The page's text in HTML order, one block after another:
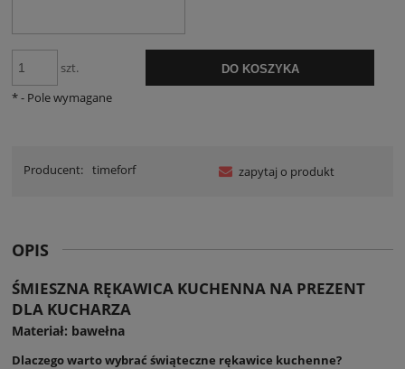
szt. DO KOSZYKA
*- Pole wymagane
Producent: timeforf zapytaj o produkt
OPIS
ŚMIESZNA RĘKAWICA KUCHENNA NA PREZENT
DLA KUCHARZA
Materiał: bawełna
Dlaczego warto wybrać świąteczne rękawice kuchenne?